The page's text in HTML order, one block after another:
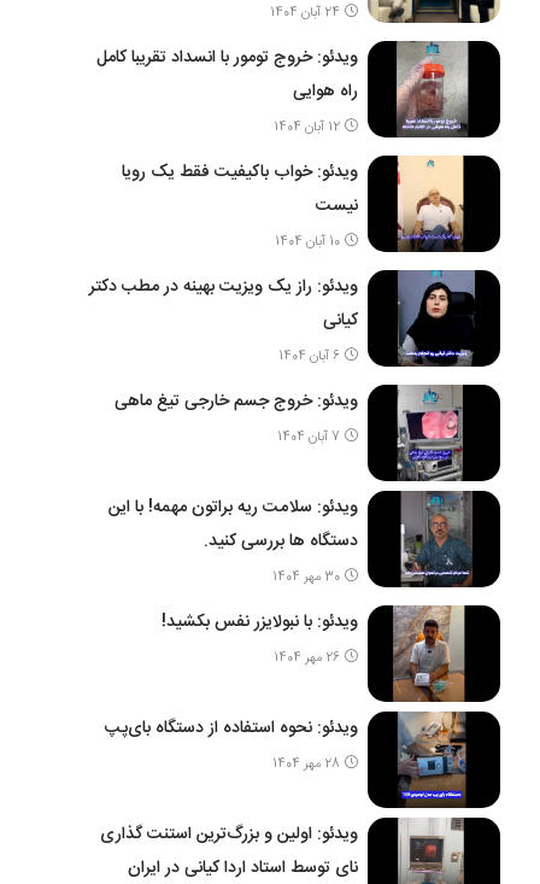
24 آبان 1404
ویدئو: خروج تومور با انسداد تقریبا کامل
راه هوایی
12 آبان 1404
ویدئو: خواب باکیفیت فقط یک رویا
نیست
10 آبان 1404
ویدئو: راز یک ویزیت بهینه در مطب دکتر
کیانی
6 آبان 1404
ویدئو: خروج جسم خارجی تیغ ماهی
7 آبان 1404
ویدئو: سلامت ریه براتون مهمه! با این
دستگاه ها بررسی کنید.
30 مهر 1404
ویدئو: با نبولایزر نفس بکشید!
26 مهر 1404
ویدئو: نحوه استفاده از دستگاه بای‌پپ
28 مهر 1404
ویدئو: اولین و بزرگ‌ترین استنت گذاری
نای توسط استاد اردا کیانی در ایران